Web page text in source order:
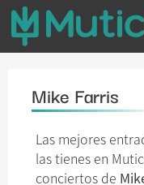
Mike Farris
Las mejores
las tienes en
conciertos de